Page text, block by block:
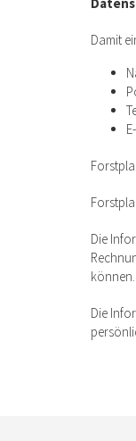
Damit
Die
können.
Die